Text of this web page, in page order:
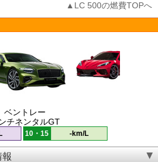
▲LC 500の燃費TOPへ
ベントレー
チネンタルGT
10・15 -km/L